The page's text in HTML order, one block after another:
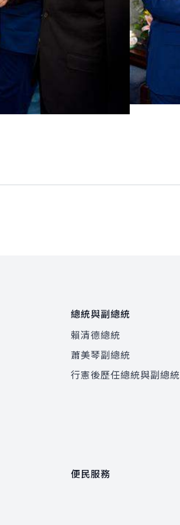
總統與副總統
賴清德總統
蕭美琴副總統
行憲後歷任總統與副總統
便民服務